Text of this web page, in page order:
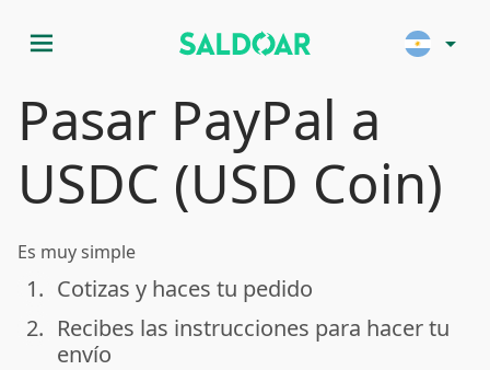
menu arrow_drop_down
Pasar PayPal a
USDC (USD Coin)
Es muy simple
done
1. Cotizas y haces tu pedido
done
2. Recibes las instrucciones para hacer tu
envío